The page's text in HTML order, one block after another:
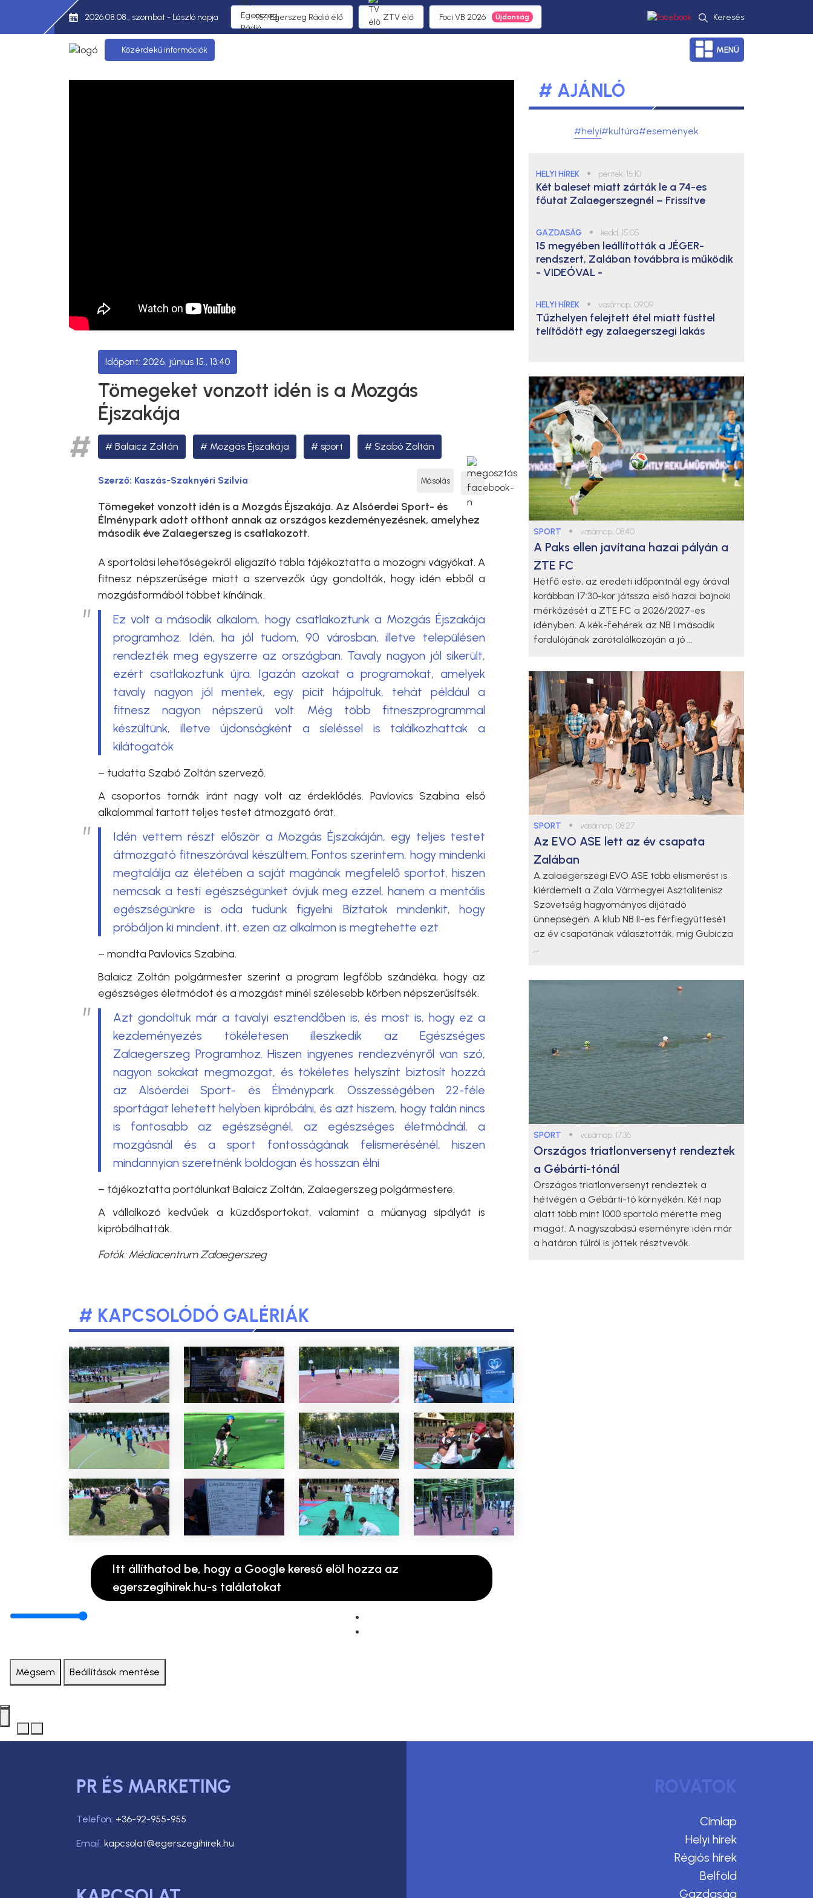
2026.08.08., szombat - László napja 95,1 Egerszeg Rádió élő ZTV élő Foci VB 2026 Keresés
Közérdekű információk MENÜ
2026. június 15., 13:40
Tömegeket vonzott idén is a Mozgás
Éjszakája
Balaicz Zoltán Mozgás Éjszakája sport Szabó Zoltán
Szerző: Kaszás-Szaknyéri Szilvia Másolás
Tömegeket vonzott idén is a Mozgás Éjszakája. Az Alsóerdei Sport- és
Élménypark adott otthont annak az országos kezdeményezésnek, amelyhez
második éve Zalaegerszeg is csatlakozott.
A sportolási lehetőségekről eligazító tábla tájékoztatta a mozogni vágyókat. A
fitnesz népszerűsége miatt a szervezők úgy gondolták, hogy idén ebből a
mozgásformából többet kínálnak.
Ez volt a második alkalom, hogy csatlakoztunk a Mozgás Éjszakája
programhoz. Idén, ha jól tudom, 90 városban, illetve településen
rendezték meg egyszerre az országban. Tavaly nagyon jól sikerült,
ezért csatlakoztunk újra. Igazán azokat a programokat, amelyek
tavaly nagyon jól mentek, egy picit hájpoltuk, tehát például a
fitnesz nagyon népszerű volt. Még több fitneszprogrammal
készültünk, illetve újdonságként a síeléssel is találkozhattak a
kilátogatók
– tudatta Szabó Zoltán szervező.
A csoportos tornák iránt nagy volt az érdeklődés. Pavlovics Szabina első
alkalommal tartott teljes testet átmozgató órát.
Idén vettem részt először a Mozgás Éjszakáján, egy teljes testet
átmozgató fitneszórával készültem. Fontos szerintem, hogy mindenki
megtalálja az életében a saját magának megfelelő sportot, hiszen
nemcsak a testi egészségünket óvjuk meg ezzel, hanem a mentális
egészségünkre is oda tudunk figyelni. Bíztatok mindenkit, hogy
próbáljon ki mindent, itt, ezen az alkalmon is megtehette ezt
– mondta Pavlovics Szabina.
Balaicz Zoltán polgármester szerint a program legfőbb szándéka, hogy az
egészséges életmódot és a mozgást minél szélesebb körben népszerűsítsék.
Azt gondoltuk már a tavalyi esztendőben is, és most is, hogy ez a
kezdeményezés tökéletesen illeszkedik az Egészséges
Zalaegerszeg Programhoz. Hiszen ingyenes rendezvényről van szó,
nagyon sokakat megmozgat, és tökéletes helyszínt biztosít hozzá
az Alsóerdei Sport- és Élménypark. Összességében 22-féle
sportágat lehetett helyben kipróbálni, és azt hiszem, hogy talán nincs
is fontosabb az egészségnél, az egészséges életmódnál, a
mozgásnál és a sport fontosságának felismerésénél, hiszen
mindannyian szeretnénk boldogan és hosszan élni
– tájékoztatta portálunkat Balaicz Zoltán, Zalaegerszeg polgármestere.
A vállalkozó kedvűek a küzdősportokat, valamint a műanyag sípályát is
kipróbálhatták.
Fotók: Médiacentrum Zalaegerszeg
# KAPCSOLÓDÓ GALÉRIÁK
Itt állíthatod be, hogy a Google kereső elöl hozza az
egerszegihirek.hu-s találatokat
# AJÁNLÓ
#helyi#kultúra#események
HELYI HÍREK ● péntek, 15:10
Két baleset miatt zárták le a 74-es
főutat Zalaegerszegnél – Frissítve
GAZDASÁG ● kedd, 15:05
15 megyében leállították a JÉGER-
rendszert, Zalában továbbra is működik
- VIDEÓVAL -
HELYI HÍREK ● vasárnap, 09:09
Tűzhelyen felejtett étel miatt füsttel
telítődött egy zalaegerszegi lakás
SPORT ● vasárnap, 08:40
A Paks ellen javítana hazai pályán a
ZTE FC
Hétfő este, az eredeti időpontnál egy órával
korábban 17:30-kor játssza első hazai bajnoki
mérkőzését a ZTE FC a 2026/2027-es
idényben. A kék-fehérek az NB I második
fordulójának zárótalálkozóján a jó ...
SPORT ● vasárnap, 08:27
Az EVO ASE lett az év csapata
Zalában
A zalaegerszegi EVO ASE több elismerést is
kiérdemelt a Zala Vármegyei Asztalitenisz
Szövetség hagyományos díjátadó
ünnepségén. A klub NB II-es férfiegyüttesét
az év csapatának választották, míg Gubicza
...
SPORT ● vasárnap, 17:36
Országos triatlonversenyt rendeztek
a Gébárti-tónál
Országos triatlonversenyt rendeztek a
hétvégén a Gébárti-tó környékén. Két nap
alatt több mint 1000 sportoló mérette meg
magát. A nagyszabású eseményre idén már
a határon túlról is jöttek résztvevők.
Mégsem Beállítások mentése
PR ÉS MARKETING
Telefon: +36-92-955-955
Email: kapcsolat@egerszegihirek.hu
ROVATOK
Címlap
Helyi hírek
Régiós hírek
Belföld
Gazdaság